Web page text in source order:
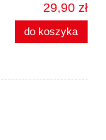
29,90 zł
do koszyka